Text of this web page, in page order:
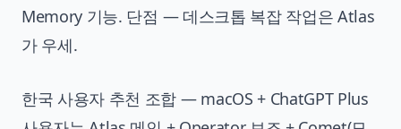
Memory 기능. 단점 — 데스크톱 복잡 작업은 Atlas
가 우세.
한국 사용자 추천 조합 — macOS + ChatGPT Plus